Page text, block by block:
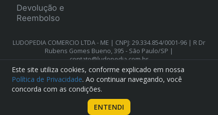
Devolução e
Reembolso
LUDOPEDIA COMERCIO LTDA - ME | CNPJ: 29.334.854/0001-96 | R Dr
Rubens Gomes Bueno, 395 - São Paulo/SP |
contato@ludopedia.com.br
Este site utiliza cookies, conforme explicado em nossa
Política de Privacidade. Ao continuar navegando, você
concorda com as condições.
ENTENDI